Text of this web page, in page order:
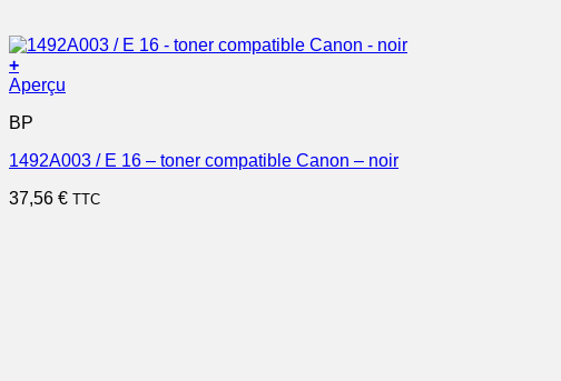
+
Aperçu
BP
1492A003 / E 16 – toner compatible Canon – noir
37,56 € TTC